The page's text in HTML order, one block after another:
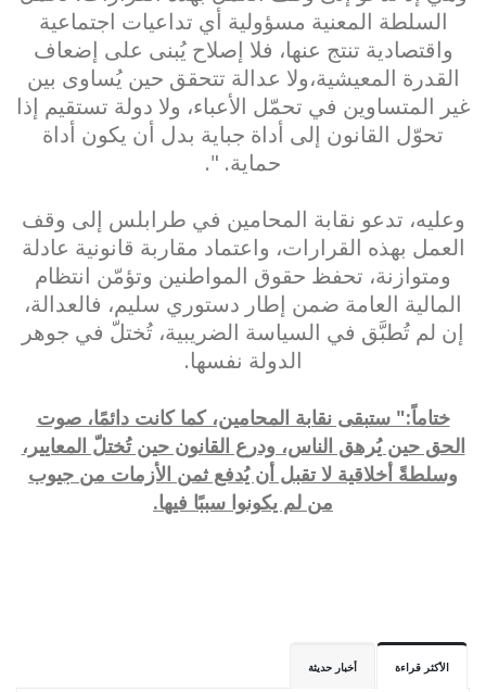
السلطة المعنية مسؤولية أي تداعيات اجتماعية
واقتصادية تنتج عنها، فلا إصلاح يُبنى على إضعاف
القدرة المعيشية،ولا عدالة تتحقق حين يُساوى بين
غير المتساوين في تحمّل الأعباء، ولا دولة تستقيم إذا
تحوّل القانون إلى أداة جباية بدل أن يكون أداة
حماية. ".
وعليه، تدعو نقابة المحامين في طرابلس إلى وقف
العمل بهذه القرارات، واعتماد مقاربة قانونية عادلة
ومتوازنة، تحفظ حقوق المواطنين وتؤمّن انتظام
المالية العامة ضمن إطار دستوري سليم، فالعدالة،
إن لم تُطبَّق في السياسة الضريبية، تُختلّ في جوهر
الدولة نفسها.
ختاماً:" ستبقى نقابة المحامين، كما كانت دائمًا، صوت
الحق حين يُرهق الناس، ودرع القانون حين تُختلّ المعايير،
وسلطةً أخلاقية لا تقبل أن يُدفع ثمن الأزمات من جيوب
من لم يكونوا سببًا فيها.
الأكثر قراءة أخبار حديثة